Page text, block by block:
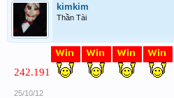
kimkim
Thần Tài
242.191
25/10/12